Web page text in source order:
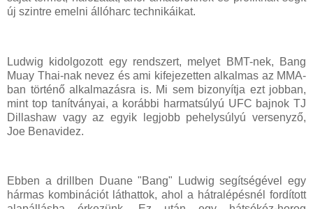
új szintre emelni állóharc technikáikat.
Ludwig kidolgozott egy rendszert, melyet BMT-nek, Bang
Muay Thai-nak nevez és ami kifejezetten alkalmas az MMA-
ban történő alkalmazásra is. Mi sem bizonyítja ezt jobban,
mint top tanítványai, a korábbi harmatsúlyú UFC bajnok TJ
Dillashaw vagy az egyik legjobb pehelysúlyú versenyző,
Joe Benavidez.
Ebben a drillben Duane "Bang" Ludwig segítségével egy
hármas kombinációt láthattok, ahol a hátralépésnél fordított